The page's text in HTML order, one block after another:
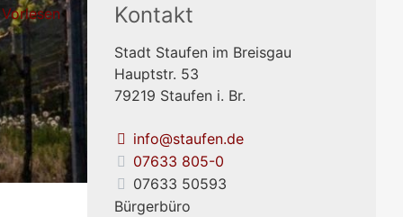
Vorlesen Kontakt
Stadt Staufen im Breisgau
Hauptstr. 53
79219 Staufen i. Br.
info@staufen.de
07633 805-0
07633 50593
Bürgerbüro